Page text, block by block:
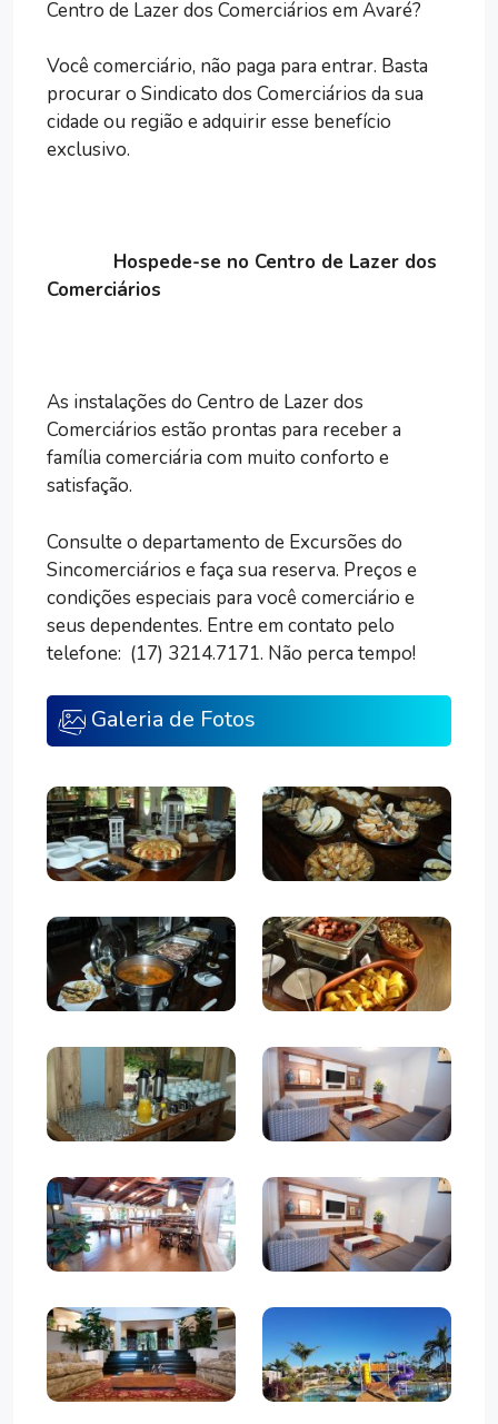
Centro de Lazer dos Comerciários em Avaré?
Você comerciário, não paga para entrar. Basta
procurar o Sindicato dos Comerciários da sua
cidade ou região e adquirir esse benefício
exclusivo.
Hospede-se no Centro de Lazer dos
Comerciários
As instalações do Centro de Lazer dos
Comerciários estão prontas para receber a
família comerciária com muito conforto e
satisfação.
Consulte o departamento de Excursões do
Sincomerciários e faça sua reserva. Preços e
condições especiais para você comerciário e
seus dependentes. Entre em contato pelo
telefone: (17) 3214.7171. Não perca tempo!
Galeria de Fotos